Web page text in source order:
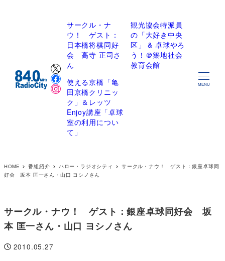
X
Facebook
Instagram
サークル・ナ
ウ！ ゲスト：
日本橋将棋同好
会 高寺 正司さ
ん
観光協会特派員
の「大好き中央
区」 & 卓球やろ
う！＠築地社会
教育会館
使える京橋「亀
田京橋クリニッ
ク」＆レッツ
Enjoy講座「卓球
室の利用につい
て」
MENU
HOME 番組紹介 ハロー・ラジオシティ
サークル・ナウ！ ゲスト：銀座卓球同
好会 坂本 匡一さん・山口 ヨシノさん
サークル・ナウ！ ゲスト：銀座卓球同好会 坂
本 匡一さん・山口 ヨシノさん
投稿日
2010.05.27